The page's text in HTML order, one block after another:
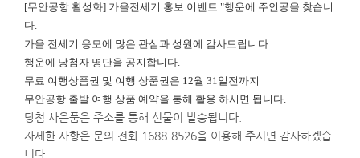
[무안공항 활성화] 가을전세기 홍보 이벤트 "행운에 주인공을 찾습니
다.
가을 전세기 응모에 많은 관심과 성원에 감사드립니다.
행운에 당첨자 명단을 공지합니다.
무료 여행상품권 및 여행 상품권은 12월 31일전까지
무안공항 출발 여행 상품 예약을 통해 활용 하시면 됩니다.
당첨 사은품은 주소를 통해 선물이 발송됩니다.
자세한 사항은 문의 전화 1688-8526을 이용해 주시면 감사하겠습
니다.